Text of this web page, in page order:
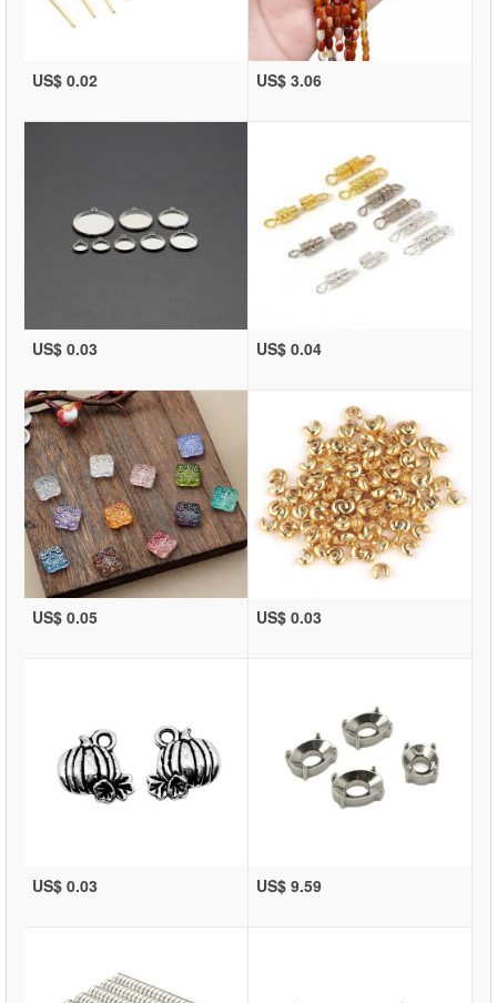
US$ 0.02 US$ 3.06
US$ 0.03 US$ 0.04
US$ 0.05 US$ 0.03
US$ 0.03 US$ 9.59